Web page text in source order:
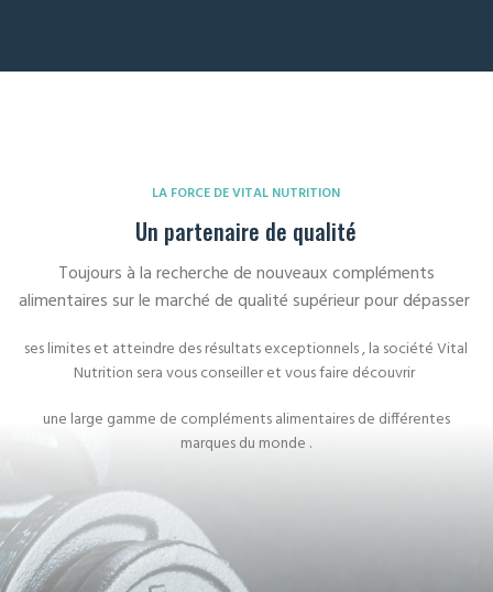
LA FORCE DE VITAL NUTRITION
Un partenaire de qualité
Toujours à la recherche de nouveaux compléments
alimentaires sur le marché de qualité supérieur pour dépasser
ses limites et atteindre des résultats exceptionnels , la société Vital
Nutrition sera vous conseiller et vous faire découvrir
une large gamme de compléments alimentaires de différentes
marques du monde .